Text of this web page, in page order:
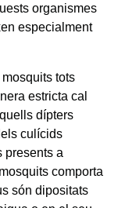
organismes
especialment
tots
estricta cal
dípters
culícids
presents a
comporta
són dipositats